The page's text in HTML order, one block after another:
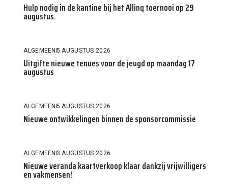
Hulp nodig in de kantine bij het Allinq toernooi op 29
augustus.
ALGEMEEN5 AUGUSTUS 2026
Uitgifte nieuwe tenues voor de jeugd op maandag 17
augustus
ALGEMEEN5 AUGUSTUS 2026
Nieuwe ontwikkelingen binnen de sponsorcommissie
ALGEMEEN3 AUGUSTUS 2026
Nieuwe veranda kaartverkoop klaar dankzij vrijwilligers
en vakmensen!